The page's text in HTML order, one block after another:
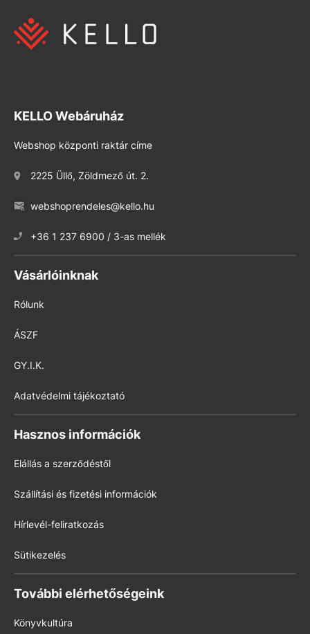
KELLO Webáruház
Webshop központi raktár címe
2225 Üllő, Zöldmező út. 2.
webshoprendeles@kello.hu
+36 1 237 6900 / 3-as mellék
Vásárlóinknak
Rólunk
ÁSZF
GY.I.K.
Adatvédelmi tájékoztató
Hasznos információk
Elállás a szerződéstől
Szállítási és fizetési információk
Hírlevél-feliratkozás
Sütikezelés
További elérhetőségeink
Könyvkultúra